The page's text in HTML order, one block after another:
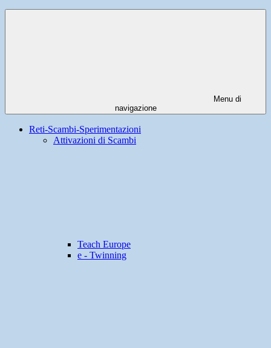
Menu di
navigazione
Reti-Scambi-Sperimentazioni
Attivazioni di Scambi
Teach Europe
e - Twinning